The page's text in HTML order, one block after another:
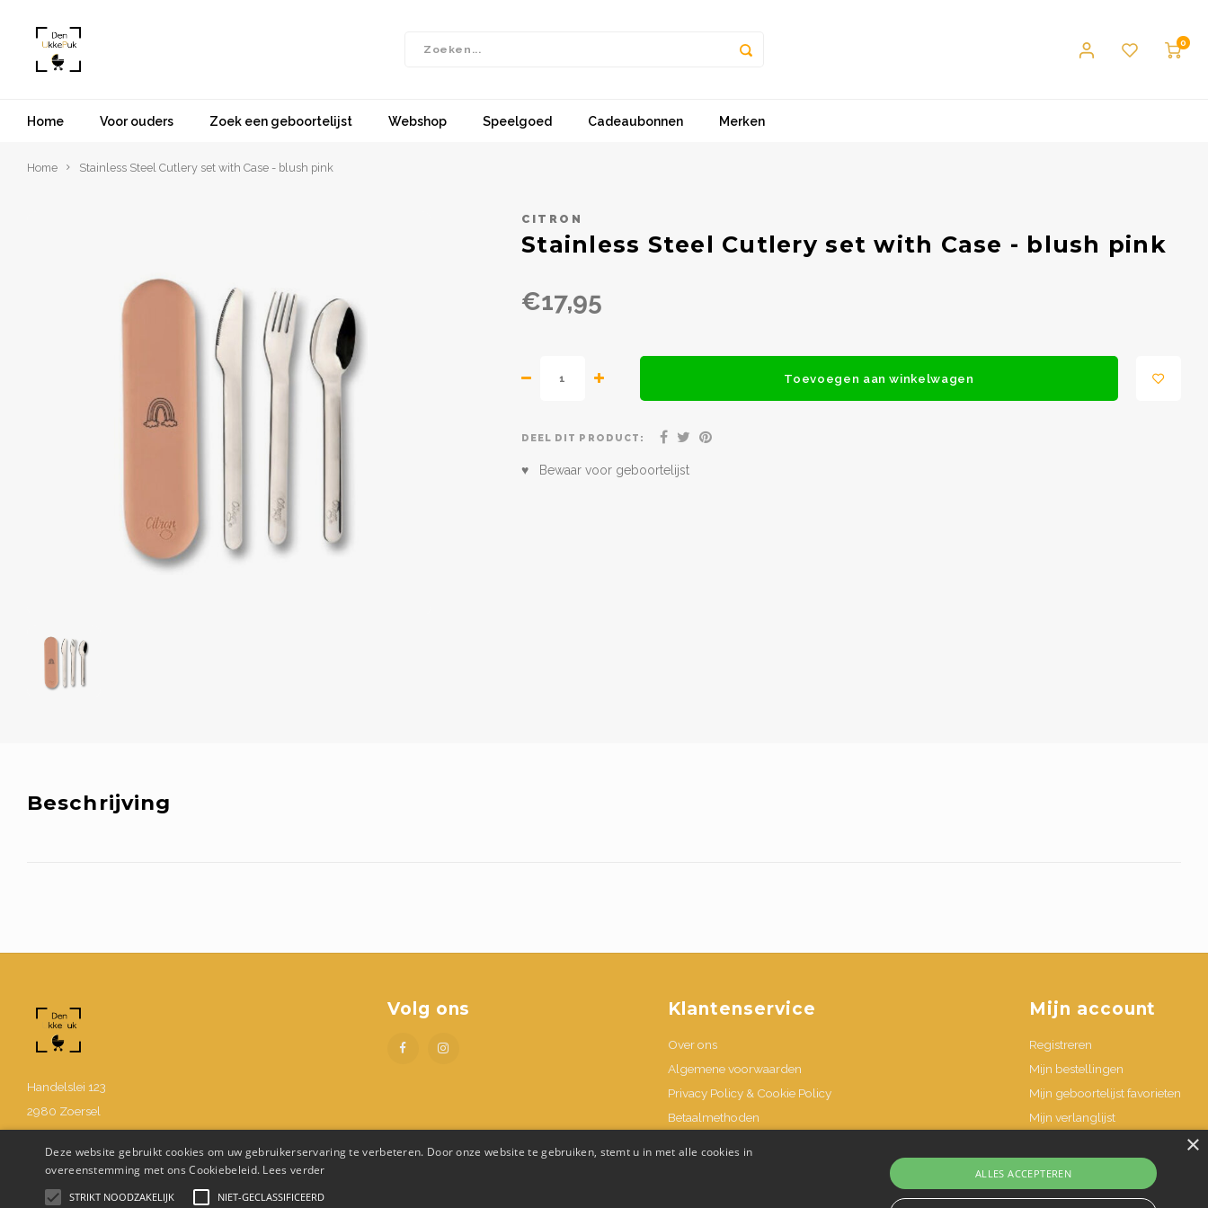
0
Home Voor ouders Zoek een geboortelijst Webshop Speelgoed Cadeaubonnen Merken
Home Stainless Steel Cutlery set with Case - blush pink
CITRON
Stainless Steel Cutlery set with Case - blush pink
€17,95
Toevoegen aan winkelwagen
DEEL DIT PRODUCT:
♥ Bewaar voor geboortelijst
Beschrijving
Handelslei 123
2980 Zoersel
03 302 48 58
Volg ons Klantenservice
Over ons
Algemene voorwaarden
Privacy Policy & Cookie Policy
Betaalmethoden
Mijn account
Registreren
Mijn bestellingen
Mijn geboortelijst favorieten
Mijn verlanglijst
×
Deze website gebruikt cookies om uw gebruikerservaring te verbeteren. Door onze website te gebruiken, stemt u in met alle cookies in
overeenstemming met ons Cookiebeleid. Lees verder
STRIKT NOODZAKELIJK NIET-GECLASSIFICEERD
ALLES ACCEPTEREN